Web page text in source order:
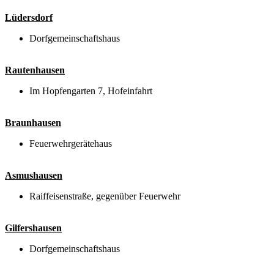
Lüdersdorf
Dorfgemeinschaftshaus
Rautenhausen
Im Hopfengarten 7, Hofeinfahrt
Braunhausen
Feuerwehrgerätehaus
Asmushausen
Raiffeisenstraße, gegenüber Feuerwehr
Gilfershausen
Dorfgemeinschaftshaus